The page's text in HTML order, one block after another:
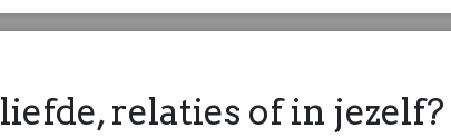
relaties of in jezelf?